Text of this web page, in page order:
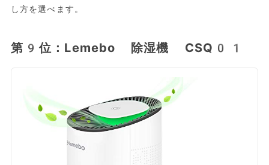
し方を選べます。
第9位：Lemebo 除湿機 CSQ01